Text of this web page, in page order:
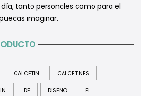
tanto personales como para el
imaginar.
CALCETIN CALCETINES
DE DISEÑO EL